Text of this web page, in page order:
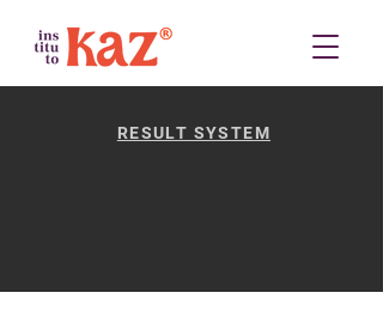
RESULT SYSTEM